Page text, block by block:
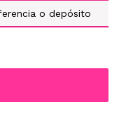
o depósito